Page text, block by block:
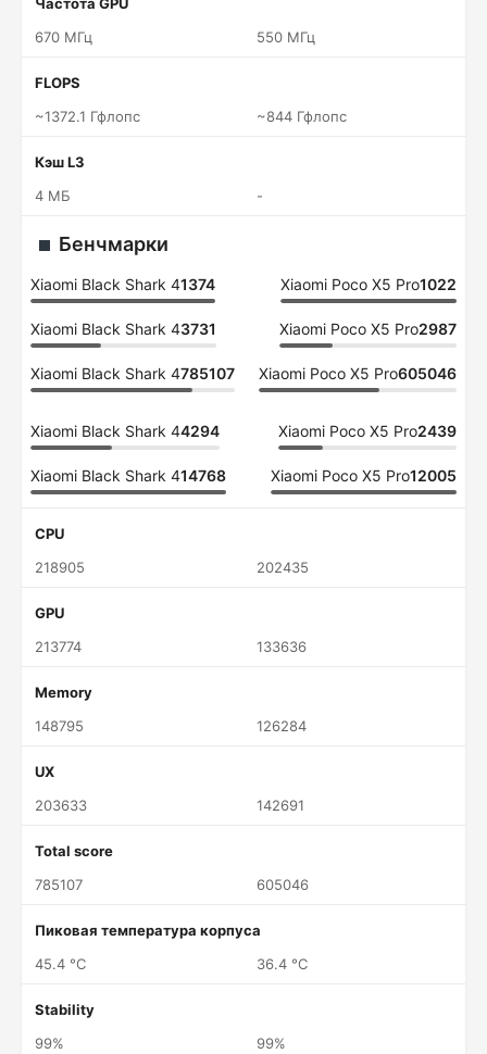
670 МГц
550 МГц
FLOPS
~1372.1 Гфлопс
~844 Гфлопс
Кэш L3
4 МБ
-
Бенчмарки
Xiaomi Black Shark 41374 Xiaomi Poco X5 Pro1022
Xiaomi Black Shark 43731 Xiaomi Poco X5 Pro2987
Xiaomi Black Shark 4785107 Xiaomi Poco X5 Pro605046
Xiaomi Black Shark 44294 Xiaomi Poco X5 Pro2439
Xiaomi Black Shark 414768 Xiaomi Poco X5 Pro12005
CPU
218905
202435
GPU
213774
133636
Memory
148795
126284
UX
203633
142691
Total score
785107
605046
Пиковая температура корпуса
45.4 °C
36.4 °C
Stability
99%
99%